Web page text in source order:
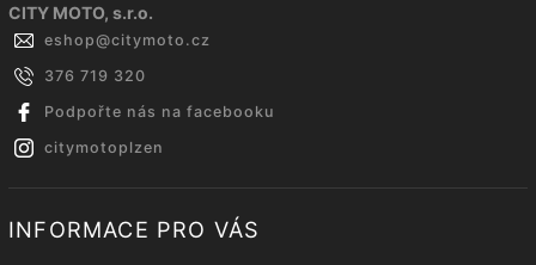
CITY MOTO, s.r.o.
eshop@citymoto.cz
376 719 320
Podpořte nás na facebooku
citymotoplzen
INFORMACE PRO VÁS